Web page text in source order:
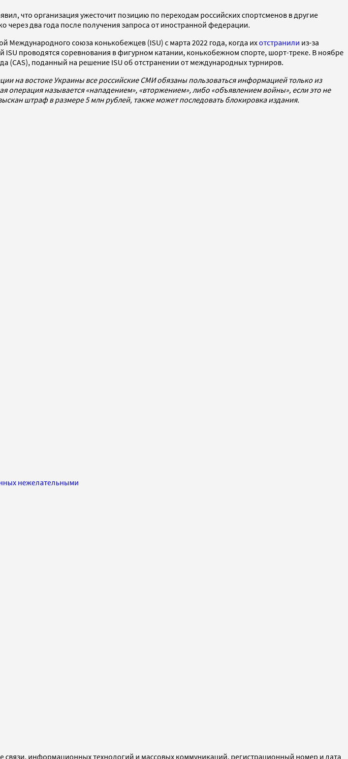
что организация ужесточит позицию по переходам российских спортсменов в другие
два года после получения запроса от иностранной федерации.
Международного союза конькобежцев (ISU) с марта 2022 года, когда ихотстранили из-за
ISU проводятся соревнования в фигурном катании, конькобежном спорте, шорт-треке. В ноябре
(CAS), поданный на решение ISU об отстранении от международных турниров.
на востоке Украины все российские СМИ обязаны пользоваться информацией только из
называется «нападением», «вторжением», либо «объявлением войны», если это не
штраф в размере 5 млн рублей, также может последовать блокировка издания.
нежелательными
связи, информационных технологий и массовых коммуникаций, регистрационный номер и дата